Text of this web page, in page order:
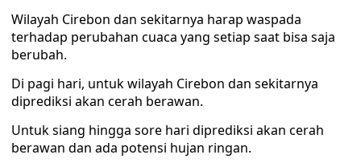
Wilayah Cirebon dan sekitarnya harap waspada
terhadap perubahan cuaca yang setiap saat bisa saja
berubah.
Di pagi hari, untuk wilayah Cirebon dan sekitarnya
diprediksi akan cerah berawan.
Untuk siang hingga sore hari diprediksi akan cerah
berawan dan ada potensi hujan ringan.